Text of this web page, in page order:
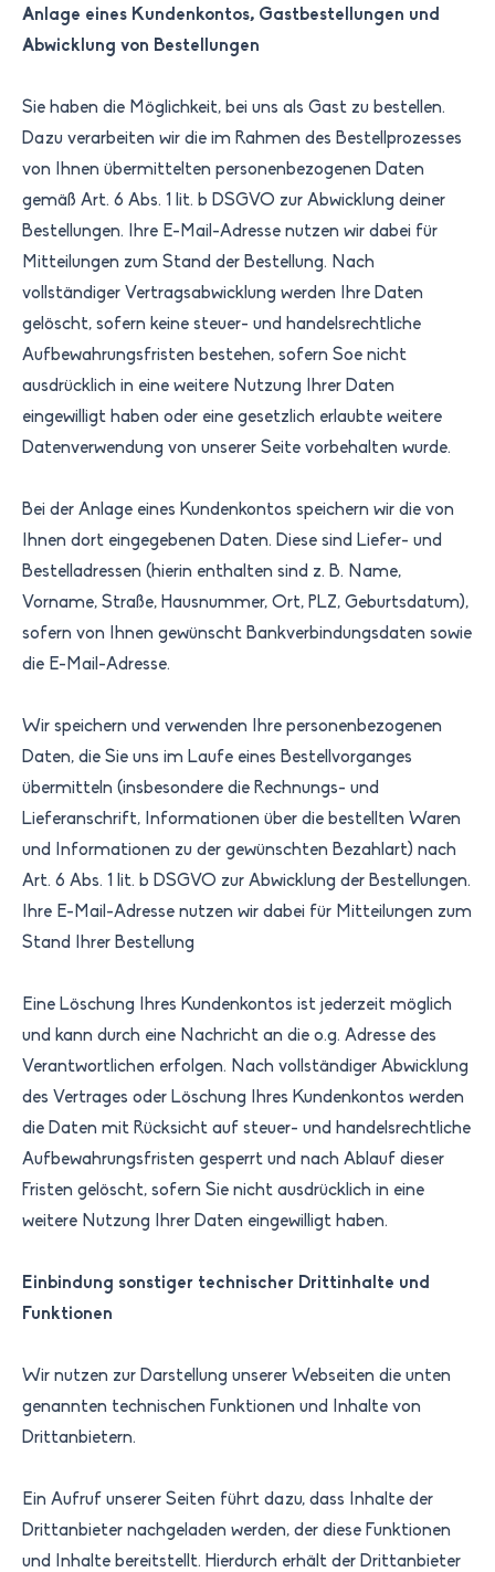
Anlage eines Kundenkontos, Gastbestellungen und
Abwicklung von Bestellungen
Sie haben die Möglichkeit, bei uns als Gast zu bestellen.
Dazu verarbeiten wir die im Rahmen des Bestellprozesses
von Ihnen übermittelten personenbezogenen Daten
gemäß Art. 6 Abs. 1 lit. b DSGVO zur Abwicklung deiner
Bestellungen. Ihre E-Mail-Adresse nutzen wir dabei für
Mitteilungen zum Stand der Bestellung. Nach
vollständiger Vertragsabwicklung werden Ihre Daten
gelöscht, sofern keine steuer- und handelsrechtliche
Aufbewahrungsfristen bestehen, sofern Soe nicht
ausdrücklich in eine weitere Nutzung Ihrer Daten
eingewilligt haben oder eine gesetzlich erlaubte weitere
Datenverwendung von unserer Seite vorbehalten wurde.
Bei der Anlage eines Kundenkontos speichern wir die von
Ihnen dort eingegebenen Daten. Diese sind Liefer- und
Bestelladressen (hierin enthalten sind z. B. Name,
Vorname, Straße, Hausnummer, Ort, PLZ, Geburtsdatum),
sofern von Ihnen gewünscht Bankverbindungsdaten sowie
die E-Mail-Adresse.
Wir speichern und verwenden Ihre personenbezogenen
Daten, die Sie uns im Laufe eines Bestellvorganges
übermitteln (insbesondere die Rechnungs- und
Lieferanschrift, Informationen über die bestellten Waren
und Informationen zu der gewünschten Bezahlart) nach
Art. 6 Abs. 1 lit. b DSGVO zur Abwicklung der Bestellungen.
Ihre E-Mail-Adresse nutzen wir dabei für Mitteilungen zum
Stand Ihrer Bestellung
Eine Löschung Ihres Kundenkontos ist jederzeit möglich
und kann durch eine Nachricht an die o.g. Adresse des
Verantwortlichen erfolgen. Nach vollständiger Abwicklung
des Vertrages oder Löschung Ihres Kundenkontos werden
die Daten mit Rücksicht auf steuer- und handelsrechtliche
Aufbewahrungsfristen gesperrt und nach Ablauf dieser
Fristen gelöscht, sofern Sie nicht ausdrücklich in eine
weitere Nutzung Ihrer Daten eingewilligt haben.
Einbindung sonstiger technischer Drittinhalte und
Funktionen
Wir nutzen zur Darstellung unserer Webseiten die unten
genannten technischen Funktionen und Inhalte von
Drittanbietern.
Ein Aufruf unserer Seiten führt dazu, dass Inhalte der
Drittanbieter nachgeladen werden, der diese Funktionen
und Inhalte bereitstellt. Hierdurch erhält der Drittanbieter